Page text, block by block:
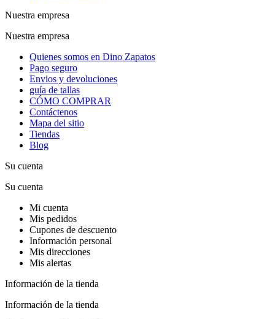
Nuestra empresa
Nuestra empresa
Quienes somos en Dino Zapatos
Pago seguro
Envios y devoluciones
guía de tallas
CÓMO COMPRAR
Contáctenos
Mapa del sitio
Tiendas
Blog
Su cuenta
Su cuenta
Mi cuenta
Mis pedidos
Cupones de descuento
Información personal
Mis direcciones
Mis alertas
Información de la tienda
Información de la tienda